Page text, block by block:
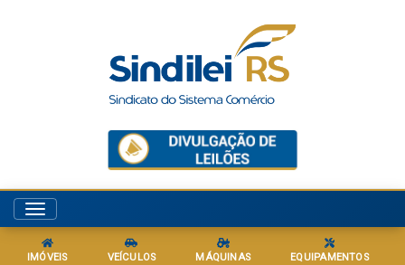
Menu
IMÓVEIS VEÍCULOS MÁQUINAS EQUIPAMENTOS